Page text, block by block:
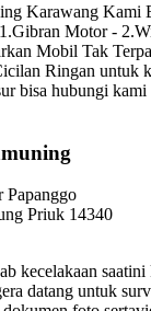
Karawang Kami
Motor -
Mobil Tak
Ringan untuk
bisa hubungi kami
Priuk 14340
kecelakaan saatini
datang untuk